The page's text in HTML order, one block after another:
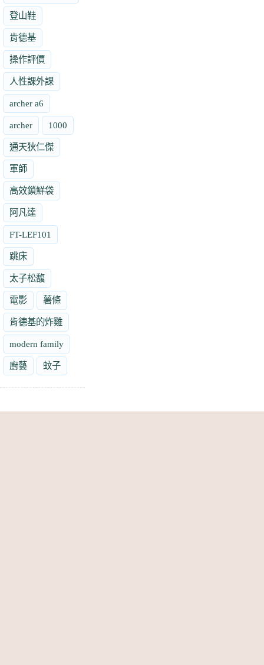
登山鞋
肯德基
操作評價
人性課外課
archer a6
archer 1000
通天狄仁傑
軍師
高效鎖鮮袋
阿凡達
FT-LEF101
跳床
太子松馥
電影 薯條
肯德基的炸雞
modern family
廚藝 蚊子